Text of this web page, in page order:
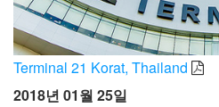
Terminal 21 Korat, Thailand
2018년 01월 25일